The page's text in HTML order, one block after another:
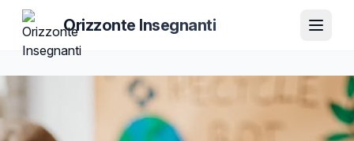
Orizzonte Insegnanti